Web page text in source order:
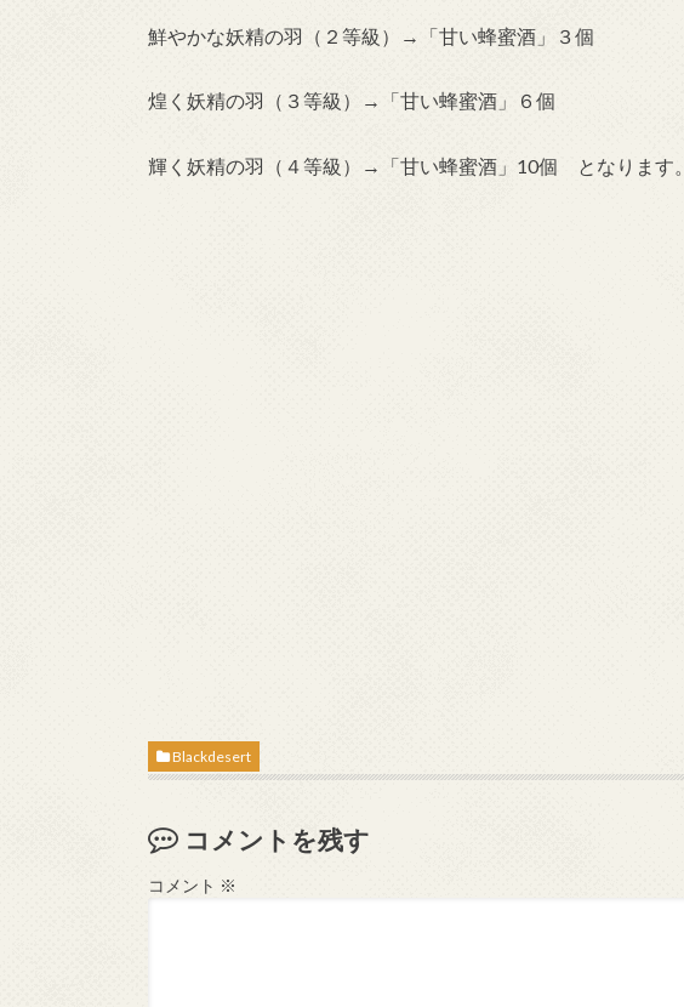
鮮やかな妖精の羽（２等級）→「甘い蜂蜜酒」３個
煌く妖精の羽（３等級）→「甘い蜂蜜酒」６個
輝く妖精の羽（４等級）→「甘い蜂蜜酒」10個 となります。
Blackdesert
コメントを残す
コメント ※